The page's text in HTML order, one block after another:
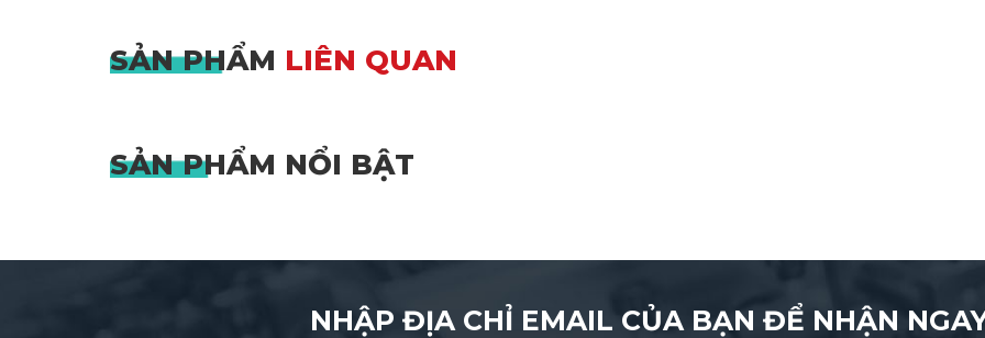
SẢN PHẨM LIÊN QUAN
SẢN PHẨM NỔI BẬT
NHẬP ĐỊA CHỈ EMAIL CỦA BẠN ĐỂ NHẬN